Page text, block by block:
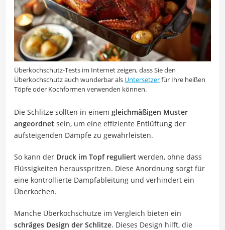
Überkochschutz-Tests im Internet zeigen, dass Sie den
Überkochschutz auch wunderbar als Untersetzerfür Ihre heißen
Töpfe oder Kochformen verwenden können.
Die Schlitze sollten in einem gleichmäßigen Muster
angeordnet sein, um eine effiziente Entlüftung der
aufsteigenden Dämpfe zu gewährleisten.
So kann der Druck im Topf reguliert werden, ohne dass
Flüssigkeiten herausspritzen. Diese Anordnung sorgt für
eine kontrollierte Dampfableitung und verhindert ein
Überkochen.
Manche Überkochschutze im Vergleich bieten ein
schräges Design der Schlitze. Dieses Design hilft, die